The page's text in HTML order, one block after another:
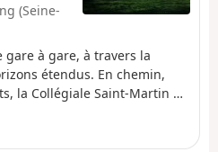
(Seine-
à gare, à travers la
étendus. En chemin,
la Collégiale Saint-Martin de